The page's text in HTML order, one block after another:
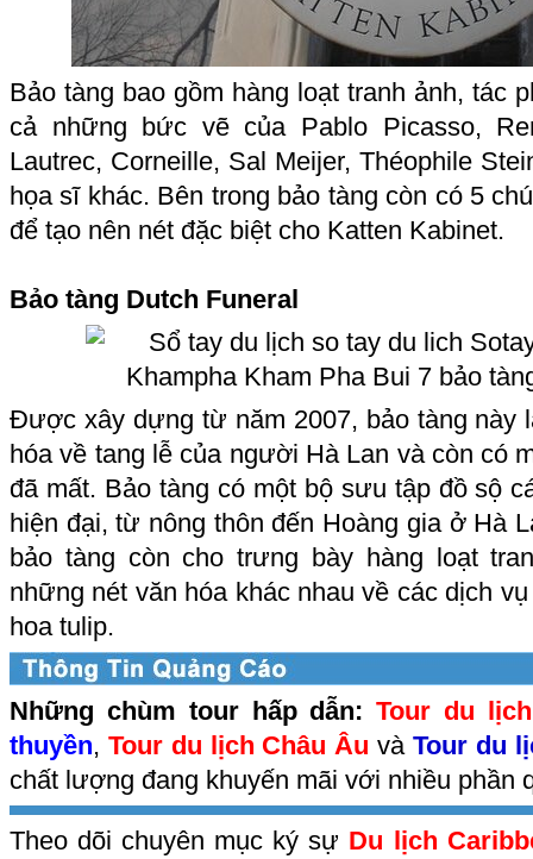
Bảo tàng bao gồm hàng loạt tranh ảnh, tác
cả những bức vẽ của Pablo Picasso,
Lautrec, Corneille, Sal Meijer, Théophile
họa sĩ khác. Bên trong bảo tàng còn có 5
để tạo nên nét đặc biệt cho Katten Kabinet.
Bảo tàng Dutch Funeral
Được xây dựng từ năm 2007, bảo tàng này
hóa về tang lễ của người Hà Lan và còn có
đã mất. Bảo tàng có một bộ sưu tập đồ sộ
hiện đại, từ nông thôn đến Hoàng gia ở Hà
bảo tàng còn cho trưng bày hàng loạt
những nét văn hóa khác nhau về các dịch
hoa tulip.
Những chùm tour hấp dẫn:Tour du
thuyền, Tour du lịch Châu Âu vàTour du
chất lượng đang khuyến mãi với nhiều phần
Theo dõi chuyên mục ký sự Du lịch